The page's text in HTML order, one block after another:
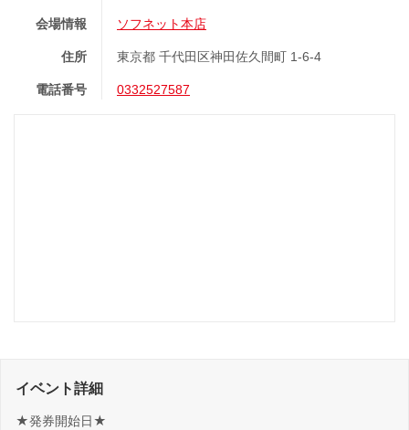
会場情報 ソフネット本店
住所 東京都 千代田区神田佐久間町 1-6-4
電話番号 0332527587
イベント詳細
★発券開始日★